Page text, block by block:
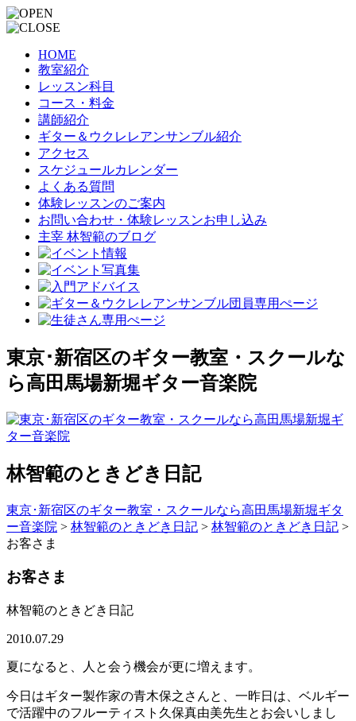
HOME
教室紹介
レッスン科目
コース・料金
講師紹介
ギター＆ウクレレアンサンブル紹介
アクセス
スケジュールカレンダー
よくある質問
体験レッスンのご案内
お問い合わせ・体験レッスンお申し込み
主宰 林智範のブログ
東京･新宿区のギター教室・スクールな
ら高田馬場新堀ギター音楽院
林智範のときどき日記
東京･新宿区のギター教室・スクールなら高田馬場新堀ギタ
ー音楽院 > 林智範のときどき日記 > 林智範のときどき日記 >
お客さま
お客さま
林智範のときどき日記
2010.07.29
夏になると、人と会う機会が更に増えます。
今日はギター製作家の青木保之さんと、一昨日は、ベルギー
で活躍中のフルーティスト久保真由美先生とお会いしまし